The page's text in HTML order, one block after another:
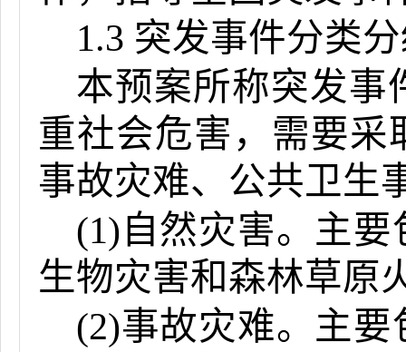
1.3 突发事件分类
本预案所称突发事
重社会危害，需要采
事故灾难、公共卫生
(1)自然灾害。主
生物灾害和森林草原
(2)事故灾难。主